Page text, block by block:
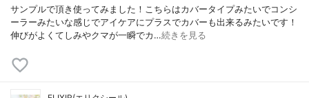
サンプルで頂き使ってみました！こちらはカバータイプみたいでコンシ
ーラーみたいな感じでアイケアにプラスでカバーも出来るみたいです！
伸びがよくてしみやクマが一瞬でカ…続きを見る